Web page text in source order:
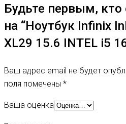
Будьте первым, кто
на “Ноутбук Infinix
XL29 15.6 INTEL i5
Ваш адрес email не будет
поля помечены *
Ваша оценка